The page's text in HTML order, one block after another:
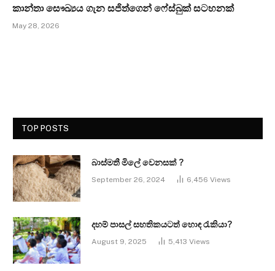
කාන්තා සෞඛ්‍යය ගැන සජිත්ගෙන් ෆේස්බුක් සටහනක්
May 28, 2026
TOP POSTS
බාස්මතී මිලේ වෙනසක් ?
September 26, 2024 6,456 Views
දහම් පාසල් සහතිකයටත් හොඳ රැකියා?
August 9, 2025 5,413 Views